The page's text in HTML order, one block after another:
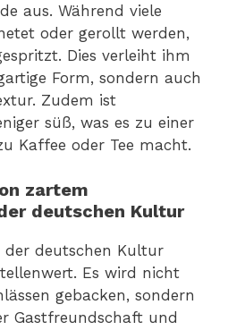
aus. Während viele
oder gerollt werden,
Dies verleiht ihm
Form, sondern auch
Zudem ist
süß, was es zu einer
Kaffee oder Tee macht.
zartem
deutschen Kultur
deutschen Kultur
Es wird nicht
gebacken, sondern
Gastfreundschaft und